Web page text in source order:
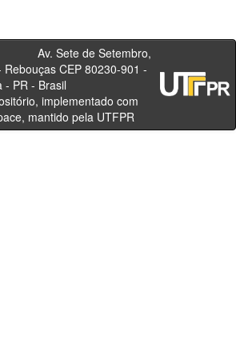
de Setembro,
Rebouças CEP 80230-901 -
- PR - Brasil
implementado com
mantido pela UTFPR